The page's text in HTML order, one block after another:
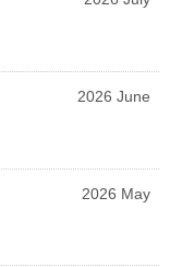
2026 June
2026 May